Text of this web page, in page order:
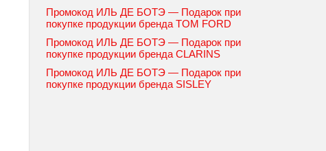
Промокод ИЛЬ ДЕ БОТЭ — Подарок при
покупке продукции бренда TOM FORD
Промокод ИЛЬ ДЕ БОТЭ — Подарок при
покупке продукции бренда CLARINS
Промокод ИЛЬ ДЕ БОТЭ — Подарок при
покупке продукции бренда SISLEY